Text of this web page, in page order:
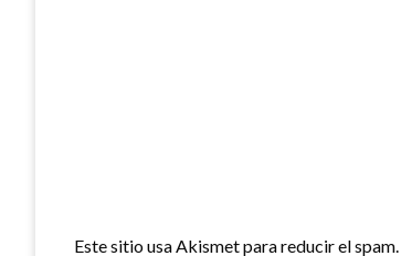
Este sitio usa Akismet para reducir el spam.